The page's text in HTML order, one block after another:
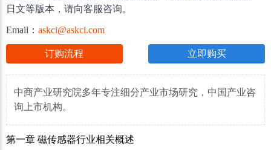
日文等版本，请向客服咨询。
Email： askci@askci.com
订购流程 立即购买
中商产业研究院多年专注细分产业市场研究，中国产业咨
询上市机构。
第一章 磁传感器行业相关概述